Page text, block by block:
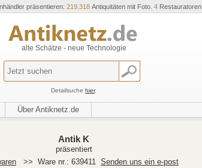
präsentieren: 219.318 Antiquitäten mit Foto. 4 Restauratoren,
alte Schätze - neue Technologie
Detailsuche hier.
Über Antiknetz.de
Antik K
präsentiert
>> Ware nr.: 639411 Senden uns ein e-post